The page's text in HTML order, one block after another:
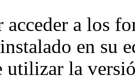
acceder a los
en su
utilizar la